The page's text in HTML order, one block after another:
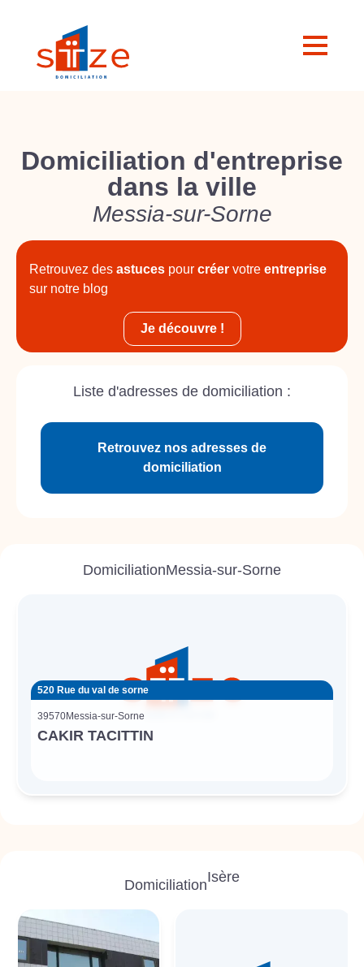
Domiciliation d'entreprise
dans la ville
Messia-sur-Sorne
Retrouvez des astuces pour créer votre entreprise
sur notre blog
Je découvre !
Liste d'adresses de domiciliation :
Retrouvez nos adresses de
domiciliation
DomiciliationMessia-sur-Sorne
520 Rue du val de sorne
39570Messia-sur-Sorne
CAKIR TACITTIN
DomiciliationIsère